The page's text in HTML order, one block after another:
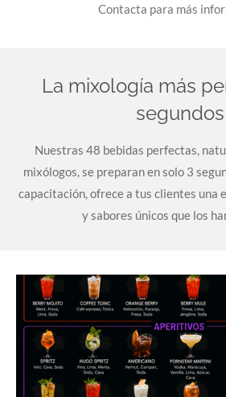
Contacta para más
La mixología más
segundos
Nuestras 48 bebidas perfectas,
mixólogos, se preparan en solo 3
capacitación, ofrece a tus clientes una
y sabores únicos que los